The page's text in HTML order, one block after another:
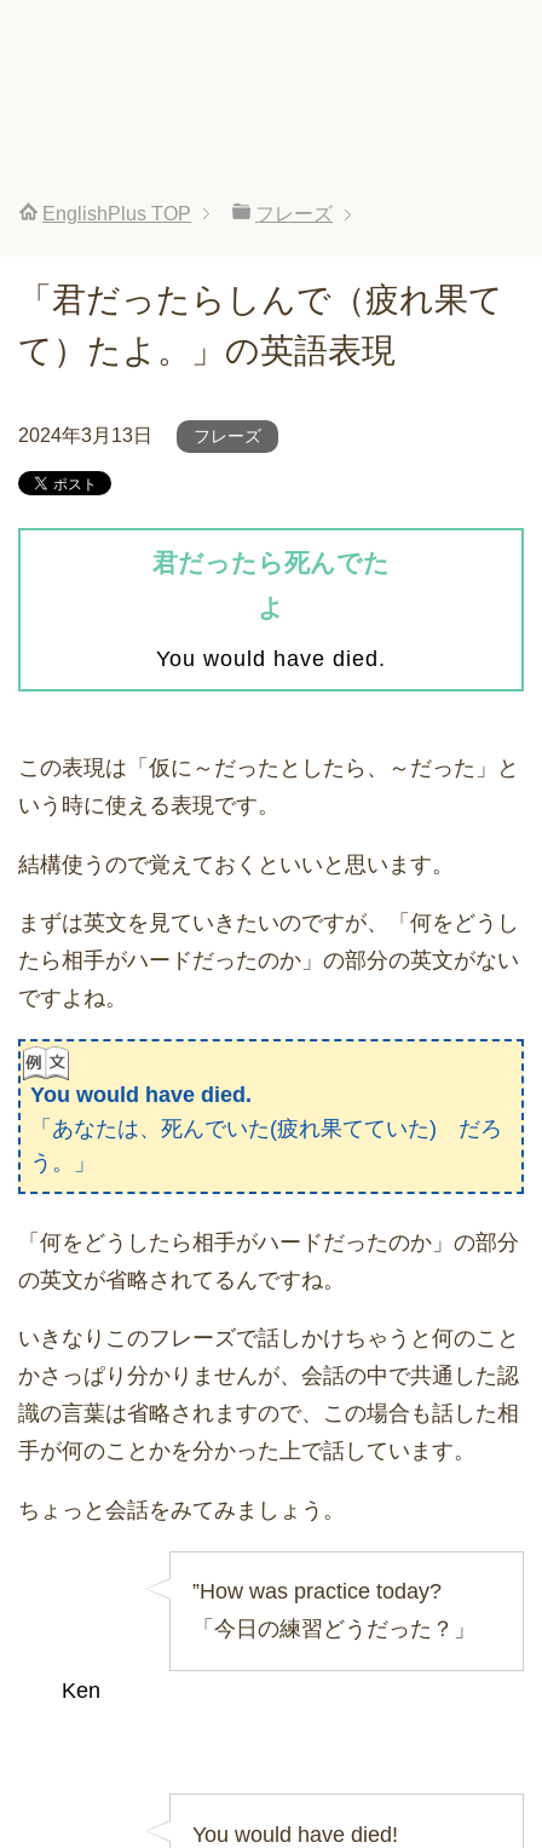
EnglishPlus TOP フレーズ
「君だったらしんで（疲れ果て
て）たよ。」の英語表現
2024年3月13日 フレーズ
君だったら死んでた
よ
You would have died.
この表現は「仮に～だったとしたら、～だった」と
いう時に使える表現です。
結構使うので覚えておくといいと思います。
まずは英文を見ていきたいのですが、「何をどうし
たら相手がハードだったのか」の部分の英文がない
ですよね。
You would have died.
「あなたは、死んでいた(疲れ果てていた) だろ
う。」
「何をどうしたら相手がハードだったのか」の部分
の英文が省略されてるんですね。
いきなりこのフレーズで話しかけちゃうと何のこと
かさっぱり分かりませんが、会話の中で共通した認
識の言葉は省略されますので、この場合も話した相
手が何のことかを分かった上で話しています。
ちょっと会話をみてみましょう。
Ken
”How was practice today?
「今日の練習どうだった？」
You would have died!